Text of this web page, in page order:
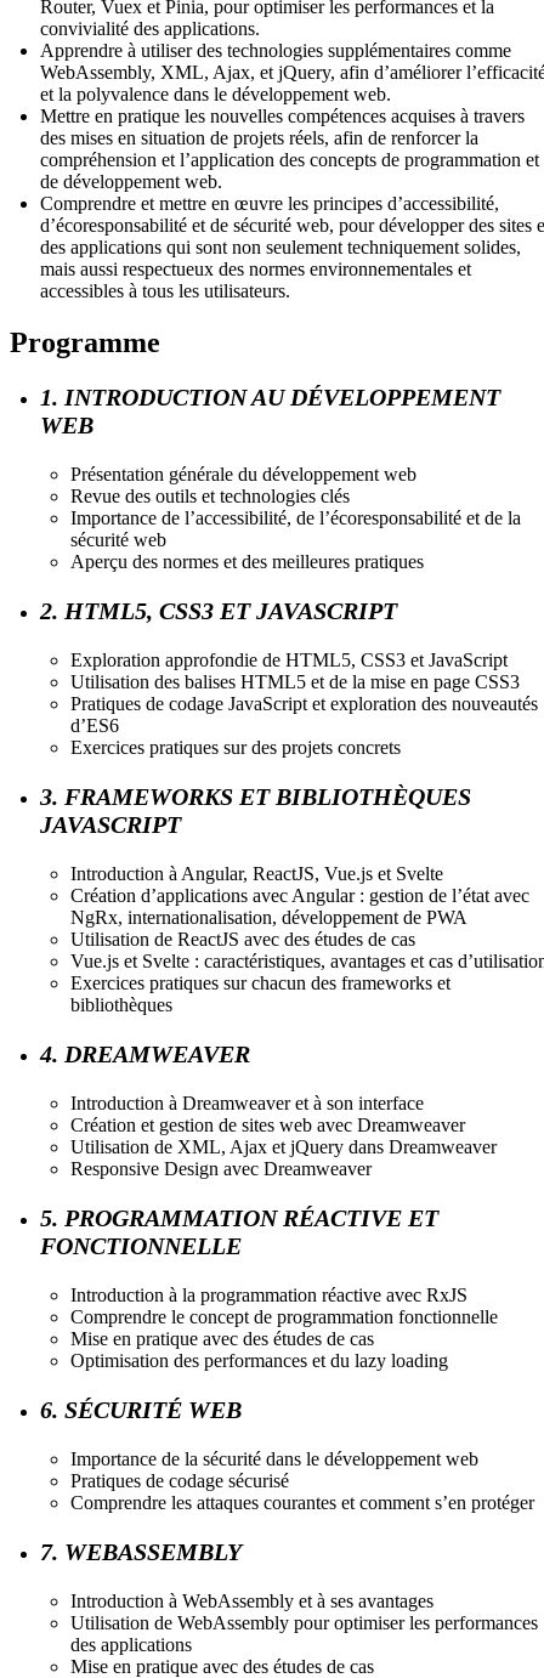
Router, Vuex et Pinia, pour optimiser les performances et la
convivialité des applications.
Apprendre à utiliser des technologies supplémentaires comme
WebAssembly, XML, Ajax, et jQuery, afin d’améliorer
et la polyvalence dans le développement web.
Mettre en pratique les nouvelles compétences acquises à travers
des mises en situation de projets réels, afin de renforcer la
compréhension et l’application des concepts de programmation et
de développement web.
Comprendre et mettre en œuvre les principes d’accessibilité,
d’écoresponsabilité et de sécurité web, pour développer des sites
des applications qui sont non seulement techniquement solides,
mais aussi respectueux des normes environnementales et
accessibles à tous les utilisateurs.
Programme
1. INTRODUCTION AU DÉVELOPPEMENT
WEB
Présentation générale du développement web
Revue des outils et technologies clés
Importance de l’accessibilité, de l’écoresponsabilité et de la
sécurité web
Aperçu des normes et des meilleures pratiques
2. HTML5, CSS3 ET JAVASCRIPT
Exploration approfondie de HTML5, CSS3 et JavaScript
Utilisation des balises HTML5 et de la mise en page CSS3
Pratiques de codage JavaScript et exploration des nouveautés
d’ES6
Exercices pratiques sur des projets concrets
3. FRAMEWORKS ET BIBLIOTHÈQUES
JAVASCRIPT
Introduction à Angular, ReactJS, Vue.js et Svelte
Création d’applications avec Angular : gestion de l’état avec
NgRx, internationalisation, développement de PWA
Utilisation de ReactJS avec des études de cas
Vue.js et Svelte : caractéristiques, avantages et cas
Exercices pratiques sur chacun des frameworks et
bibliothèques
4. DREAMWEAVER
Introduction à Dreamweaver et à son interface
Création et gestion de sites web avec Dreamweaver
Utilisation de XML, Ajax et jQuery dans Dreamweaver
Responsive Design avec Dreamweaver
5. PROGRAMMATION RÉACTIVE ET
FONCTIONNELLE
Introduction à la programmation réactive avec RxJS
Comprendre le concept de programmation fonctionnelle
Mise en pratique avec des études de cas
Optimisation des performances et du lazy loading
6. SÉCURITÉ WEB
Importance de la sécurité dans le développement web
Pratiques de codage sécurisé
Comprendre les attaques courantes et comment s’en protéger
7. WEBASSEMBLY
Introduction à WebAssembly et à ses avantages
Utilisation de WebAssembly pour optimiser les performances
des applications
Mise en pratique avec des études de cas